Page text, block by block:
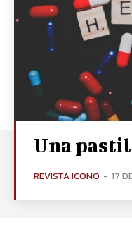
Una
REVISTA ICONO - 17